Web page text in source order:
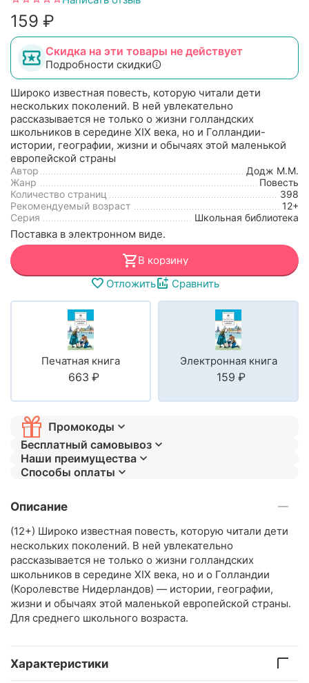
‍159‍ ₽
Скидка на эти товары не действует
Подробности скидки
Широко известная повесть, которую читали дети
нескольких поколений. В ней увлекательно
рассказывается не только о жизни голландских
школьников в середине ХIХ века, но и Голландии-
истории, географии, жизни и обычаях этой маленькой
европейской страны
Автор
Додж М.М.
Жанр
Повесть
Количество страниц
398
Рекомендуемый возраст
12+
Серия
Школьная библиотека
Поставка в электронном виде.
В корзину
Отложить
Сравнить
Печатная книга
‍663‍ ₽
Электронная книга
‍159‍ ₽
Промокоды
Бесплатный самовывоз
Наши преимущества
Способы оплаты
Описание
(12+) Широко известная повесть, которую читали дети
нескольких поколений. В ней увлекательно
рассказывается не только о жизни голландских
школьников в середине XIX века, но и о Голландии
(Королевстве Нидерландов) — истории, географии,
жизни и обычаях этой маленькой европейской страны.
Для среднего школьного возраста.
Характеристики